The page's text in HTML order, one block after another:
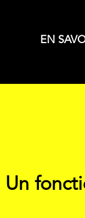
EN
Un